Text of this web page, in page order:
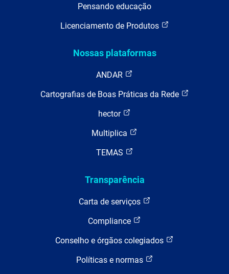
Pensando educação
Licenciamento de Produtos
Nossas plataformas
ANDAR
Cartografias de Boas Práticas da Rede
hector
Multiplica
TEMAS
Transparência
Carta de serviços
Compliance
Conselho e órgãos colegiados
Políticas e normas